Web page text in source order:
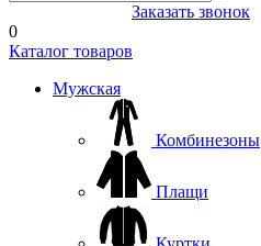
Заказать звонок
0
Каталог товаров
Мужская
Комбинезоны
Плащи